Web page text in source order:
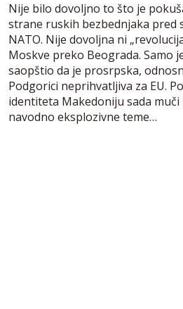
Nije bilo dovoljno to što je
strane ruskih bezbednjaka pred
NATO. Nije dovoljna ni
Moskve preko Beograda. Samo
saopštio da je prosrpska,
Podgorici neprihvatljiva za EU.
identiteta Makedoniju sada
navodno eksplozivne teme…